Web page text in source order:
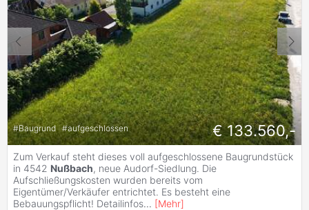
#Baugrund #aufgeschlossen € 133.560,-
Zum Verkauf steht dieses voll aufgeschlossene Baugrundstück
in 4542 Nußbach, neue Audorf-Siedlung. Die
Aufschließungskosten wurden bereits vom
Eigentümer/Verkäufer entrichtet. Es besteht eine
Bebauungspflicht! Detailinfos... [Mehr]